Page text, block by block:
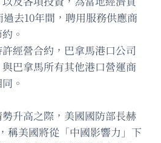
去10年間，聘用服務供應商
。
經營合約，巴拿馬港口公司
巴拿馬所有其他港口營運商
。
升高之際，美國國防部長赫
稱美國將從「中國影響力」下